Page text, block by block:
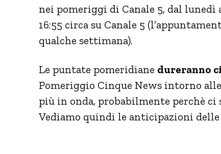
nei pomeriggi di Canale 5, dal lunedì
16:55 circa su Canale 5
qualche settimana).
Le puntate pomeridiane dureranno
Pomeriggio Cinque News intorno
più in onda, probabilmente perchè
Vediamo quindi le anticipazioni